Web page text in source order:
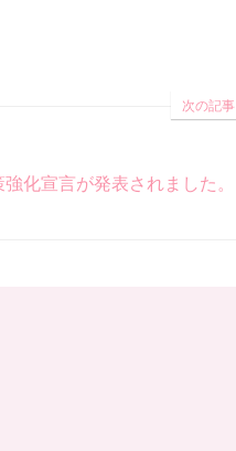
次の記事
化宣言が発表されました。